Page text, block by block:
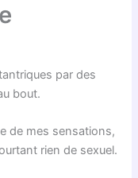
par des
bout.
de mes sensations,
rien de sexuel.